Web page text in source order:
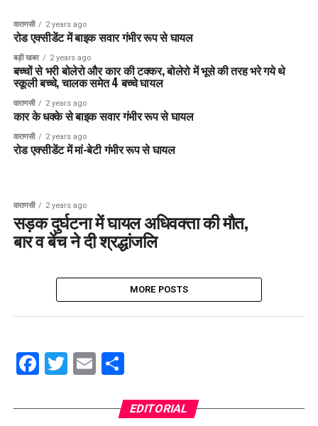
वाराणसी 2 years ago
रोड एक्सीडेंट में बाइक सवार गंभीर रूप से घायल
बड़ी खबर 2 years ago
बच्चों से भरी बोलेरो और कार की टक्कर, बोलेरो में भूसे की तरह भरे गये थे
स्कूली बच्चे, चालक समेत 4 बच्चे घायल
वाराणसी 2 years ago
कार के धक्के से बाइक सवार गंभीर रूप से घायल
वाराणसी 2 years ago
रोड एक्सीडेंट में मां-बेटी गंभीर रूप से घायल
वाराणसी 2 years ago
सड़क दुर्घटना में घायल अधिवक्ता की मौत,
बार व बेंच ने दी श्रद्धांजलि
MORE POSTS
Facebook
Twitter
EmailShare
EDITORIAL